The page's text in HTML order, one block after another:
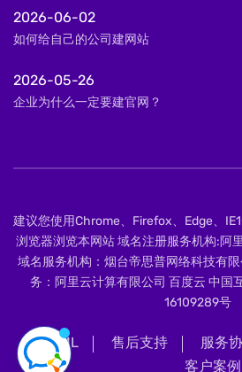
2026-06-02
如何给自己的公司建网站
2026-05-26
企业为什么一定要建官网？
建议您使用Chrome、Firefox、Edge、
浏览器浏览本网站 域名注册服务机构:阿
域名服务机构：烟台帝思普网络科技有
务：阿里云计算有限公司 百度云 中国
16109289号
XML 售后支持 服务
客户案例